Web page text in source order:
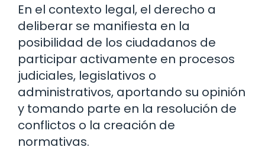
En el contexto legal, el derecho a
deliberar se manifiesta en la
posibilidad de los ciudadanos de
participar activamente en procesos
judiciales, legislativos o
administrativos, aportando su opinión
y tomando parte en la resolución de
conflictos o la creación de
normativas.